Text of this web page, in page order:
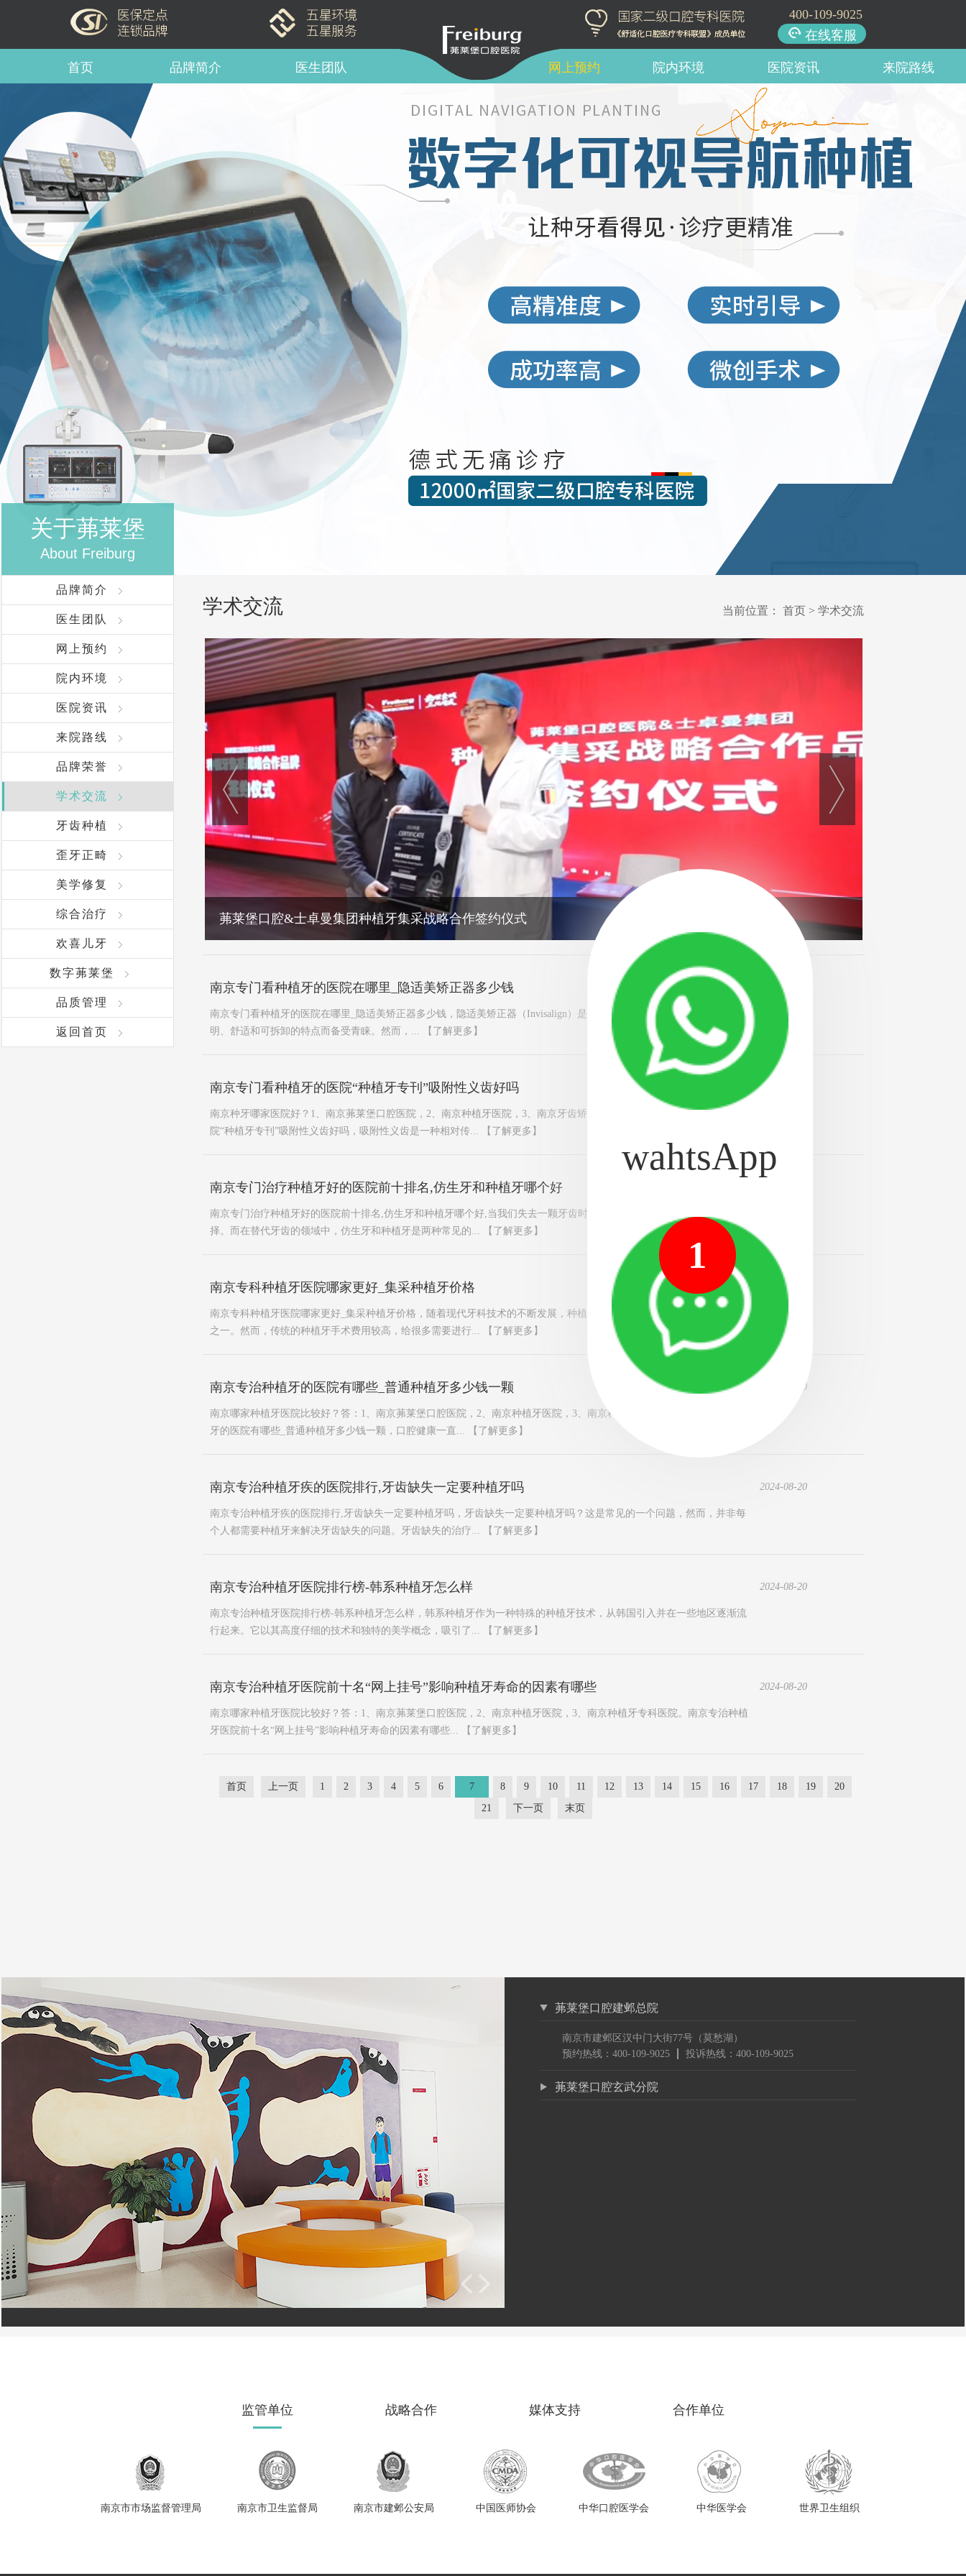
400-109-9025
在线客服
首页 品牌简介 医生团队 网上预约 院内环境 医院资讯 来院路线
关于茀莱堡
About Freiburg
品牌简介
医生团队
网上预约
院内环境
医院资讯
来院路线
品牌荣誉
学术交流
牙齿种植
歪牙正畸
美学修复
综合治疗
欢喜儿牙
数字茀莱堡
品质管理
返回首页
学术交流 当前位置： 首页 > 学术交流
茀莱堡口腔&士卓曼集团种植牙集采战略合作签约仪式
2024-08-20
南京专门看种植牙的医院在哪里_隐适美矫正器多少钱
南京专门看种植牙的医院在哪里_隐适美矫正器多少钱，隐适美矫正器（Invisalign）是一种受欢迎的矫正治疗选择，因其透
明、舒适和可拆卸的特点而备受青睐。然而，...
【了解更多】
2024-08-20
南京专门看种植牙的医院“种植牙专刊”吸附性义齿好吗
南京种牙哪家医院好？1、南京茀莱堡口腔医院，2、南京种植牙医院，3、南京牙齿矫正医院。南京专门看种植牙的医
院“种植牙专刊”吸附性义齿好吗，吸附性义齿是一种相对传...
【了解更多】
南京专门治疗种植牙好的医院前十排名,仿生牙和种植牙哪个好
南京专门治疗种植牙好的医院前十排名,仿生牙和种植牙哪个好,当我们失去一颗牙齿时，寻找替代方案成为我们面临的选
择。而在替代牙齿的领域中，仿生牙和种植牙是两种常见的...
【了解更多】
2024-08-20
南京专科种植牙医院哪家更好_集采种植牙价格
南京专科种植牙医院哪家更好_集采种植牙价格，随着现代牙科技术的不断发展，种植牙已经成为修复缺失牙齿的首选方案
之一。然而，传统的种植牙手术费用较高，给很多需要进行...
【了解更多】
2024-08-20
南京专治种植牙的医院有哪些_普通种植牙多少钱一颗
南京哪家种植牙医院比较好？答：1、南京茀莱堡口腔医院，2、南京种植牙医院，3、南京种植牙专科医院。南京专治种植
牙的医院有哪些_普通种植牙多少钱一颗，口腔健康一直...
【了解更多】
2024-08-20
南京专治种植牙疾的医院排行,牙齿缺失一定要种植牙吗
南京专治种植牙疾的医院排行,牙齿缺失一定要种植牙吗，牙齿缺失一定要种植牙吗？这是常见的一个问题，然而，并非每
个人都需要种植牙来解决牙齿缺失的问题。牙齿缺失的治疗...
【了解更多】
2024-08-20
南京专治种植牙医院排行榜-韩系种植牙怎么样
南京专治种植牙医院排行榜-韩系种植牙怎么样，韩系种植牙作为一种特殊的种植牙技术，从韩国引入并在一些地区逐渐流
行起来。它以其高度仔细的技术和独特的美学概念，吸引了...
【了解更多】
2024-08-20
南京专治种植牙医院前十名“网上挂号”影响种植牙寿命的因素有哪些
南京哪家种植牙医院比较好？答：1、南京茀莱堡口腔医院，2、南京种植牙医院，3、南京种植牙专科医院。南京专治种植
牙医院前十名“网上挂号”影响种植牙寿命的因素有哪些...
【了解更多】
首页 上一页 1 2 3 4 5 6 7 8 9 10 11 12 13 14 15 16 17 18 19
20
21
下一页 末页
wahtsApp
1
茀莱堡口腔建邺总院
南京市建邺区汉中门大街77号（莫愁湖）
预约热线：400-109-9025
投诉热线：400-109-9025
茀莱堡口腔玄武分院
监管单位 战略合作 媒体支持 合作单位
南京市市场监督管理局 南京市卫生监督局 南京市建邺公安局 中国医师协会 中华口腔医学会 中华医学会 世界卫生组织